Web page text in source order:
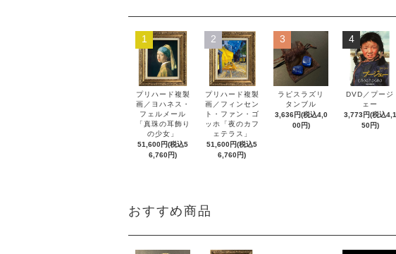
1
プリハード複製
画／ヨハネス・
フェルメール
「真珠の耳飾り
の少女」
51,600円(税込5
6,760円)
2
プリハード複製
画／フィンセン
ト・ファン・ゴ
ッホ「夜のカフ
ェテラス」
51,600円(税込5
6,760円)
3
ラピスラズリ
タンブル
3,636円(税込4,0
00円)
4
DVD／プージ
ェー
3,773円(税込4,1
50円)
おすすめ商品